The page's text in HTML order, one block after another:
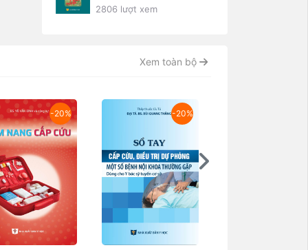
2806 lượt xem
Xem toàn bộ
-20% -20%